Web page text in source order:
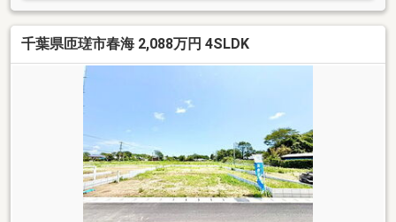
千葉県匝瑳市春海 2,088万円 4SLDK